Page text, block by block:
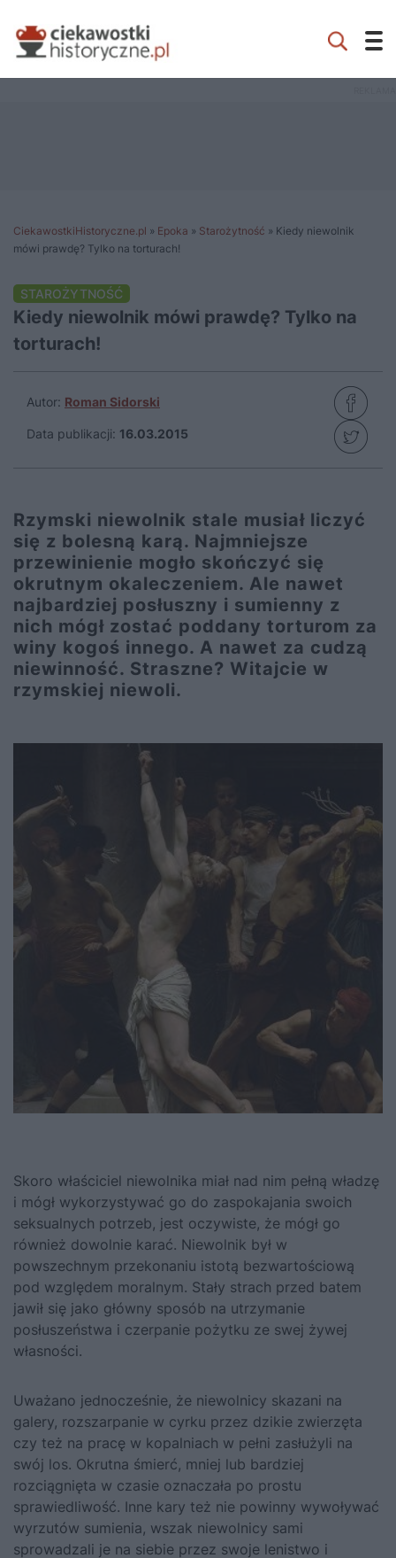
CiekawostkiHistoryczne.pl » Epoka » Starożytność » Kiedy niewolnik
mówi prawdę? Tylko na torturach!
STAROŻYTNOŚĆ
Kiedy niewolnik mówi prawdę? Tylko na
torturach!
Autor: Roman Sidorski
Data publikacji: 16.03.2015
Rzymski niewolnik stale musiał liczyć
się z bolesną karą. Najmniejsze
przewinienie mogło skończyć się
okrutnym okaleczeniem. Ale nawet
najbardziej posłuszny i sumienny z
nich mógł zostać poddany torturom za
winy kogoś innego. A nawet za cudzą
niewinność. Straszne? Witajcie w
rzymskiej niewoli.
Skoro właściciel niewolnika miał nad nim pełną władzę
i mógł wykorzystywać go do zaspokajania swoich
seksualnych potrzeb, jest oczywiste, że mógł go
również dowolnie karać. Niewolnik był w
powszechnym przekonaniu istotą bezwartościową
pod względem moralnym. Stały strach przed batem
jawił się jako główny sposób na utrzymanie
posłuszeństwa i czerpanie pożytku ze swej żywej
własności.
Uważano jednocześnie, że niewolnicy skazani na
galery, rozszarpanie w cyrku przez dzikie zwierzęta
czy też na pracę w kopalniach w pełni zasłużyli na
swój los. Okrutna śmierć, mniej lub bardziej
rozciągnięta w czasie oznaczała po prostu
sprawiedliwość. Inne kary też nie powinny wywoływać
wyrzutów sumienia, wszak niewolnicy sami
sprowadzali je na siebie przez swoje lenistwo i